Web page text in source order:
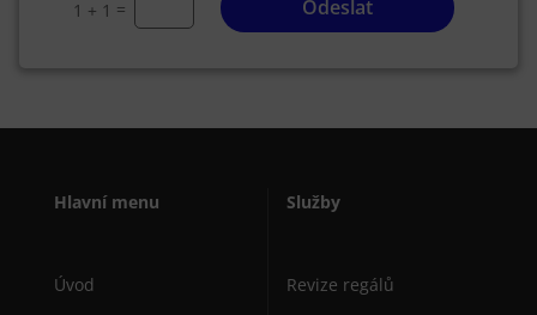
1 + 1 = Odeslat
Hlavní menu
Úvod
Služby
Revize regálů